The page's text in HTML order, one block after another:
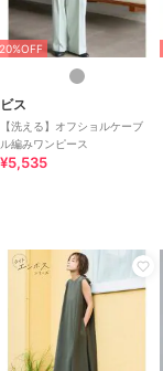
チャコール(06)、キナリ(16)
ジュ(27)
（トップス） ナイロン
リル 23% （ワンピース）
ステル 100%
手洗い|漂白不可|タンブル
ドライ不可|ウエットクリー
20%OFF
ビス
【洗える】オフショルケーブ
ル編みワンピース
¥5,535